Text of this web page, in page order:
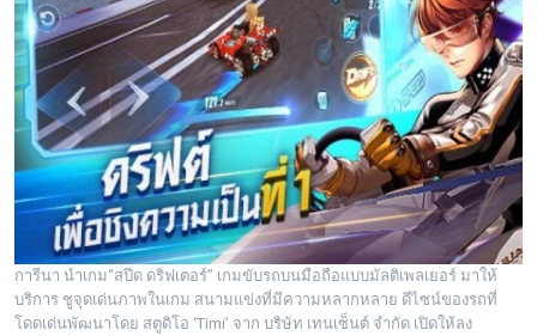
ไลฟ์สไตล์
สังคมออนไลน์
พระดอทกะฉ่อน
กะฉ่อนช้อปปิ้ง
ติดต่อ
การีนา นำเกม“สปีด ดริฟเตอร์” เกมขับรถบนมือถือแบบมัลติเพลเยอร์ มาให้
บริการ ชูจุดเด่นภาพในเกม สนามแข่งที่มีความหลากหลาย ดีไซน์ของรถที่
โดดเด่นพัฒนาโดย สตูดิโอ ‘Timi’ จาก บริษัท เทนเซ็นต์ จํากัด เปิดให้ลง